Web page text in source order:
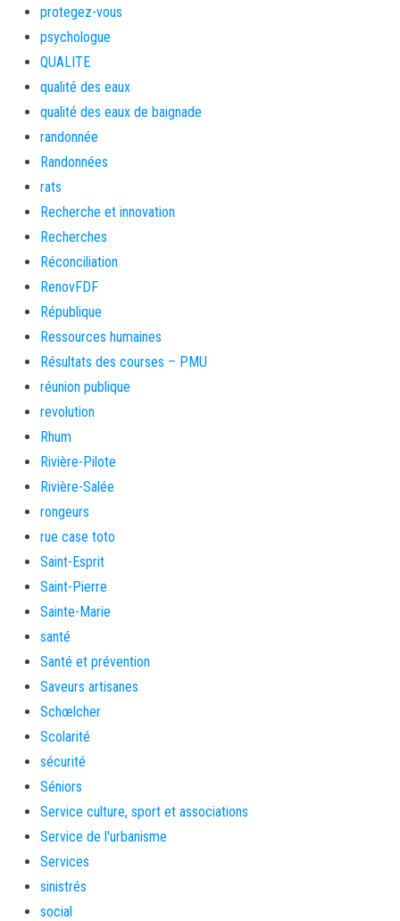
protegez-vous
psychologue
QUALITE
qualité des eaux
qualité des eaux de baignade
randonnée
Randonnées
rats
Recherche et innovation
Recherches
Réconciliation
RenovFDF
République
Ressources humaines
Résultats des courses – PMU
réunion publique
revolution
Rhum
Rivière-Pilote
Rivière-Salée
rongeurs
rue case toto
Saint-Esprit
Saint-Pierre
Sainte-Marie
santé
Santé et prévention
Saveurs artisanes
Schœlcher
Scolarité
sécurité
Séniors
Service culture, sport et associations
Service de l'urbanisme
Services
sinistrés
social